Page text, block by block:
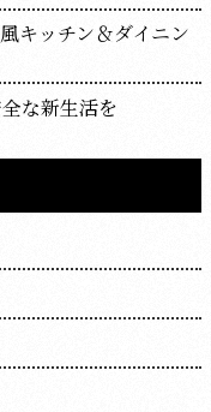
キッチン＆ダイニン
な新生活を